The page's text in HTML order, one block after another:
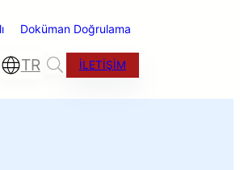
Doküman Doğrulama
TR İLETİŞİM